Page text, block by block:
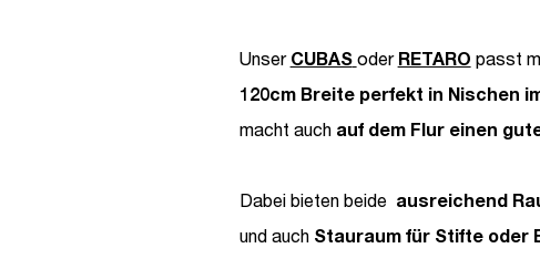
Unser CUBAS oder RETARO passt
120cm Breite perfekt in Nischen
macht auch auf dem Flur einen
Dabei bieten beide ausreichend
und auch Stauraum für Stifte oder